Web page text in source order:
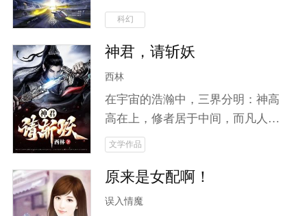
竭尽所能地护她，选择她。被她误
会，他也没有放弃爱她。最后，他
背叛了父亲，成就了她的复仇。身
份揭开的时候，两个人终于互诉爱
意，完成婚约。
毒。 当灿然的恒星耗尽所有能量，
当大地只剩无尽的黑夜，当历史只
剩下罪恶，当惨烈的战火蔓延… 向
着唯一微弱的银河星光祈祷，人们
所向往的光明，何时重现于世。 希
望，究竟在何方。乞求神明的垂
怜？神明又在哪里呢？ 人类是脆弱
的，但同时也是最强大的，灾难中
的屹立不倒，民族的强大凝聚力超
越这世间一个东西。 “情感不是无
用的东西，而是每个人活在世界上
科幻
神君，请斩妖
西林
在宇宙的浩瀚中，三界分明：神高
高在上，修者居于中间，而凡人却
被遗忘于尘世。随着妖道的崛起，
血雨。城主之子云笙，本是无名之
辈，却因神魂附体而开启了修仙之
文学作品
原来是女配啊！
误入情魔